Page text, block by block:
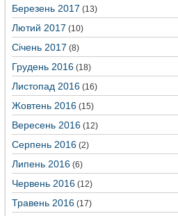
Березень 2017 (13)
Лютий 2017 (10)
Січень 2017 (8)
Грудень 2016 (18)
Листопад 2016 (16)
Жовтень 2016 (15)
Вересень 2016 (12)
Серпень 2016 (2)
Липень 2016 (6)
Червень 2016 (12)
Травень 2016 (17)